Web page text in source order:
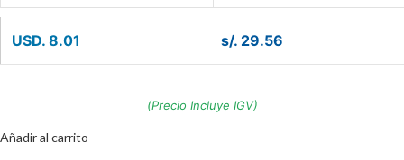
USD. 8.01 s/. 29.56
(Precio Incluye IGV)
Añadir al carrito